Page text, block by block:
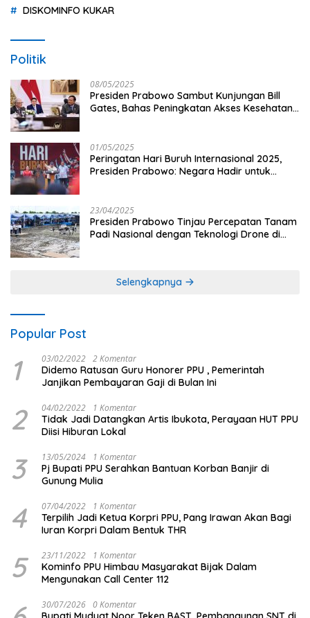
DISKOMINFO KUKAR
Politik
08/05/2025
Presiden Prabowo Sambut Kunjungan Bill
Gates, Bahas Peningkatan Akses Kesehatan
01/05/2025
Peringatan Hari Buruh Internasional 2025,
Presiden Prabowo: Negara Hadir untuk
23/04/2025
Presiden Prabowo Tinjau Percepatan Tanam
Padi Nasional dengan Teknologi Drone di
Selengkapnya
Popular Post
1 03/02/2022 2 Komentar
Didemo Ratusan Guru Honorer PPU , Pemerintah
Janjikan Pembayaran Gaji di Bulan Ini
2 04/02/2022 1 Komentar
Tidak Jadi Datangkan Artis Ibukota, Perayaan HUT PPU
Diisi Hiburan Lokal
3 13/05/2024 1 Komentar
Pj Bupati PPU Serahkan Bantuan Korban Banjir di
Gunung Mulia
4 07/04/2022 1 Komentar
Terpilih Jadi Ketua Korpri PPU, Pang Irawan Akan Bagi
Iuran Korpri Dalam Bentuk THR
5 23/11/2022 1 Komentar
Kominfo PPU Himbau Masyarakat Bijak Dalam
Mengunakan Call Center 112
30/07/2026 0 Komentar